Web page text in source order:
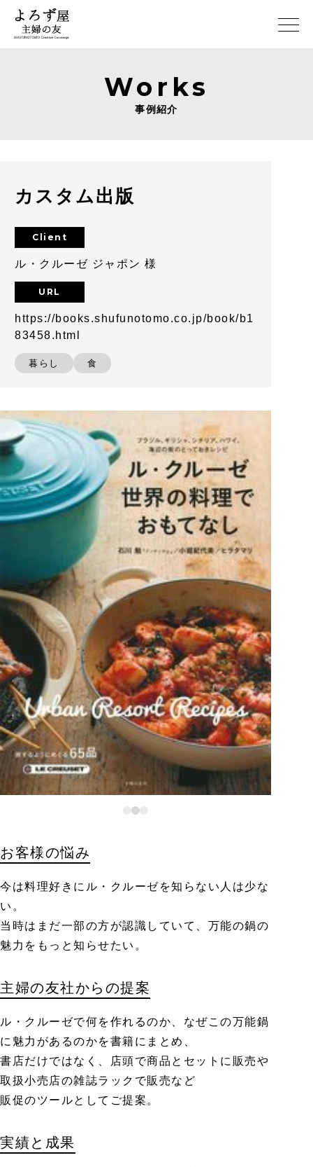
事例紹介
Works
カスタム出版
Client
ル・クルーゼ ジャポン 様
URL
https://books.shufunotomo.co.jp/book/b1
83458.html
暮らし 食
お客様の悩み
今は料理好きにル・クルーゼを知らない人は少な
い。
当時はまだ一部の方が認識していて、万能の鍋の
魅力をもっと知らせたい。
主婦の友社からの提案
ル・クルーゼで何を作れるのか、なぜこの万能鍋
に魅力があるのかを書籍にまとめ、
書店だけではなく、店頭で商品とセットに販売や
取扱小売店の雑誌ラックで販売など
販促のツールとしてご提案。
実績と成果